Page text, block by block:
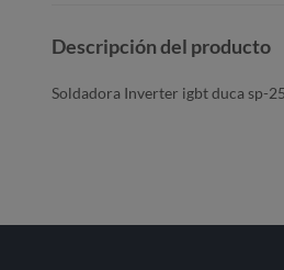
Descripción del producto
Soldadora Inverter igbt duca sp-